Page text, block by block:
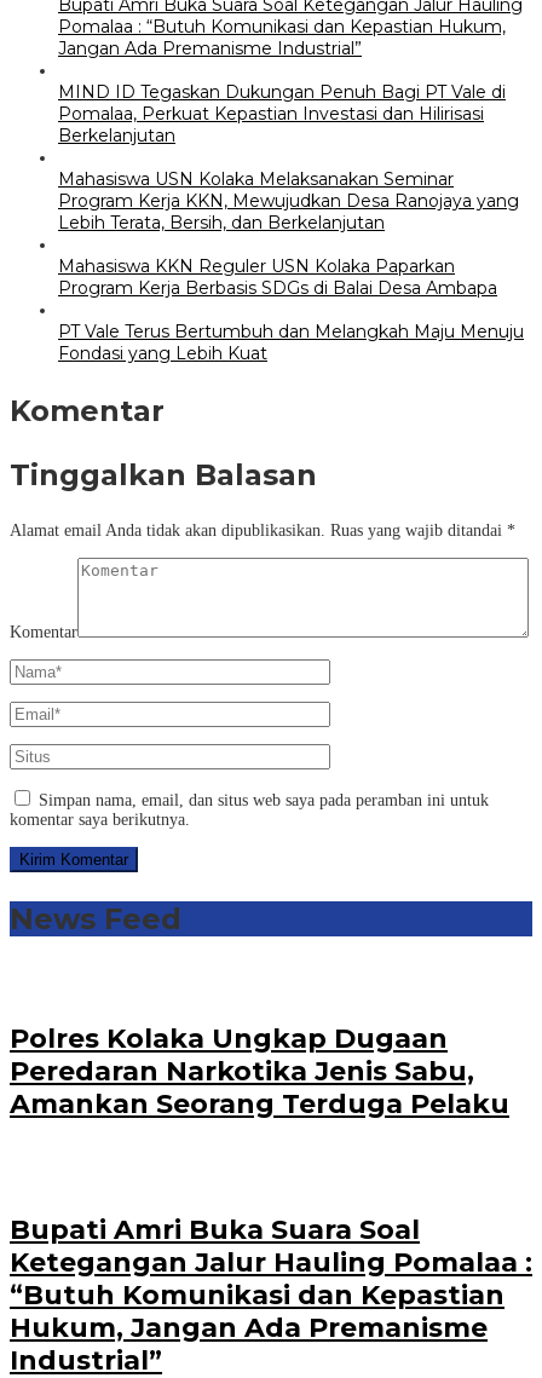
Bupati Amri Buka Suara Soal Ketegangan Jalur Hauling
Pomalaa : “Butuh Komunikasi dan Kepastian Hukum,
Jangan Ada Premanisme Industrial”
MIND ID Tegaskan Dukungan Penuh Bagi PT Vale di
Pomalaa, Perkuat Kepastian Investasi dan Hilirisasi
Berkelanjutan
Mahasiswa USN Kolaka Melaksanakan Seminar
Program Kerja KKN, Mewujudkan Desa Ranojaya yang
Lebih Terata, Bersih, dan Berkelanjutan
Mahasiswa KKN Reguler USN Kolaka Paparkan
Program Kerja Berbasis SDGs di Balai Desa Ambapa
PT Vale Terus Bertumbuh dan Melangkah Maju Menuju
Fondasi yang Lebih Kuat
Komentar
Tinggalkan Balasan
Alamat email Anda tidak akan dipublikasikan. Ruas yang wajib ditandai *
Komentar
Simpan nama, email, dan situs web saya pada peramban ini untuk
komentar saya berikutnya.
News Feed
Polres Kolaka Ungkap Dugaan
Peredaran Narkotika Jenis Sabu,
Amankan Seorang Terduga Pelaku
Bupati Amri Buka Suara Soal
Ketegangan Jalur Hauling Pomalaa :
“Butuh Komunikasi dan Kepastian
Hukum, Jangan Ada Premanisme
Industrial”